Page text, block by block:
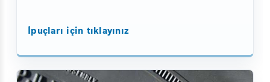
İpuçları için tıklayınız